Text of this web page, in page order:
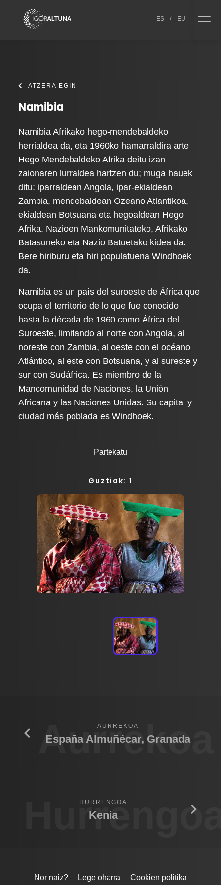
ES / EU
ATZERA EGIN
Namibia
Namibia Afrikako hego-mendebaldeko
herrialdea da, eta 1960ko hamarraldira arte
Hego Mendebaldeko Afrika deitu izan
zaionaren lurraldea hartzen du; muga hauek
ditu: iparraldean Angola, ipar-ekialdean
Zambia, mendebaldean Ozeano Atlantikoa,
ekialdean Botsuana eta hegoaldean Hego
Afrika. Nazioen Mankomunitateko, Afrikako
Batasuneko eta Nazio Batuetako kidea da.
Bere hiriburu eta hiri populatuena Windhoek
da.
Namibia es un país del suroeste de África que
ocupa el territorio de lo que fue conocido
hasta la década de 1960 como África del
Suroeste, limitando al norte con Angola, al
noreste con Zambia, al oeste con el océano
Atlántico, al este con Botsuana, y al sureste y
sur con Sudáfrica. Es miembro de la
Mancomunidad de Naciones, la Unión
Africana y las Naciones Unidas. Su capital y
ciudad más poblada es Windhoek.
Partekatu
Guztiak: 1
Aurrekoa
AURREKOA
España Almuñécar, Granada
HURRENGOA
Kenia
Nor naiz? Lege oharra Cookien politika